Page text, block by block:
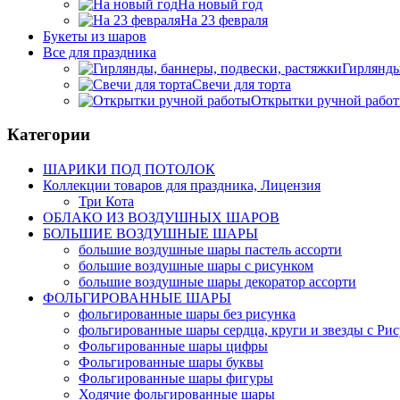
На новый год
На 23 февраля
Букеты из шаров
Bсе для праздника
Свечи для торта
Открытки ручной
Категории
ШАРИКИ ПОД ПОТОЛОК
Коллекции товаров для праздника, Лицензия
Три Кота
ОБЛАКО ИЗ ВОЗДУШНЫХ ШАРОВ
БОЛЬШИЕ ВОЗДУШНЫЕ ШАРЫ
большие воздушные шары пастель ассорти
большие воздушные шары с рисунком
большие воздушные шары декоратор ассорти
ФОЛЬГИРОВАННЫЕ ШАРЫ
фольгированные шары без рисунка
фольгированные шары сердца, круги и звезды с
Фольгированные шары цифры
Фольгированные шары буквы
Фольгированные шары фигуры
Ходячие фольгированные шары